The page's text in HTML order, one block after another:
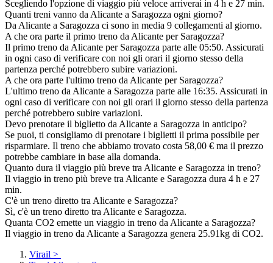
Scegliendo l'opzione di viaggio più veloce arriverai in 4 h e 27 min.
Quanti treni vanno da Alicante a Saragozza ogni giorno?
Da Alicante a Saragozza ci sono in media 9 collegamenti al giorno.
A che ora parte il primo treno da Alicante per Saragozza?
Il primo treno da Alicante per Saragozza parte alle 05:50. Assicurati
in ogni caso di verificare con noi gli orari il giorno stesso della
partenza perché potrebbero subire variazioni.
A che ora parte l'ultimo treno da Alicante per Saragozza?
L'ultimo treno da Alicante a Saragozza parte alle 16:35. Assicurati in
ogni caso di verificare con noi gli orari il giorno stesso della partenza
perché potrebbero subire variazioni.
Devo prenotare il biglietto da Alicante a Saragozza in anticipo?
Se puoi, ti consigliamo di prenotare i biglietti il prima possibile per
risparmiare. Il treno che abbiamo trovato costa 58,00 € ma il prezzo
potrebbe cambiare in base alla domanda.
Quanto dura il viaggio più breve tra Alicante e Saragozza in treno?
Il viaggio in treno più breve tra Alicante e Saragozza dura 4 h e 27
min.
C'è un treno diretto tra Alicante e Saragozza?
Sì, c'è un treno diretto tra Alicante e Saragozza.
Quanta CO2 emette un viaggio in treno da Alicante a Saragozza?
Il viaggio in treno da Alicante a Saragozza genera 25.91kg di CO2.
Virail >